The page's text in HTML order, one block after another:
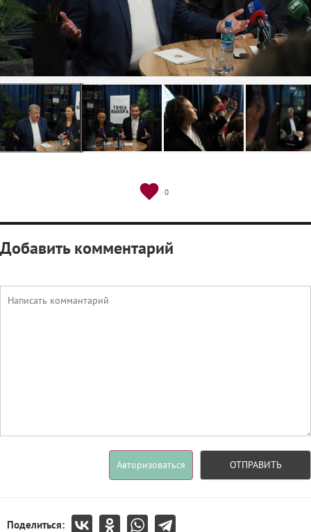
0
Добавить комментарий
Авторизоваться ОТПРАВИТЬ
Поделиться: